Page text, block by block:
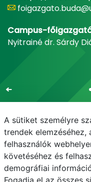
Campus-
Nyitrainé dr. Sárdy
E-mail
A sütiket személyre
trendek elemzéséhez,
felhasználók
követéséhez és
demográfiai
Fogadja el az összes